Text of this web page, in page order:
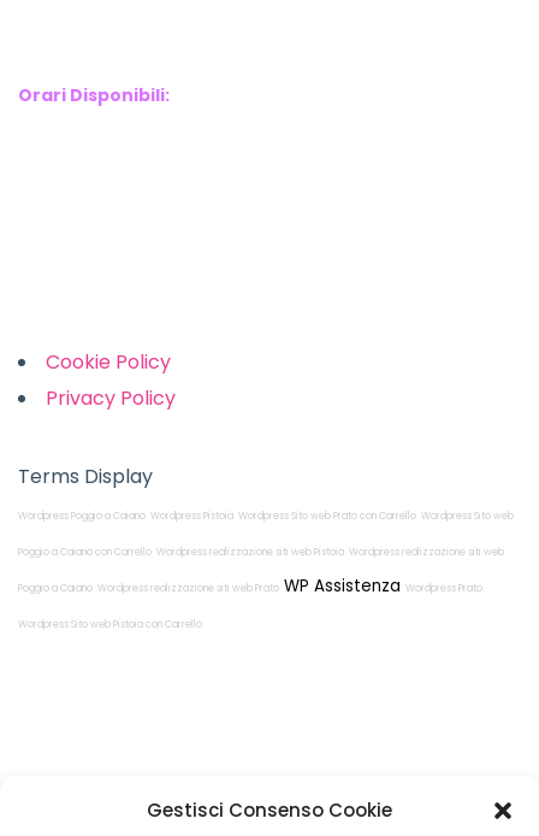
Gestisci Consenso Cookie
Orari Disponibili:
Cookie Policy
Privacy Policy
Terms Display
Wordpress Poggio a Caiano Wordpress Pistoia Wordpress Sito web Prato con Carrello Wordpress Sito web
Poggio a Caiano con Carrello Wordpress realizzazione siti web Pistoia Wordpress realizzazione siti web
Poggio a Caiano Wordpress realizzazione siti web Prato WP Assistenza Wordpress Prato
Wordpress Sito web Pistoia con Carrello
Restiamo in